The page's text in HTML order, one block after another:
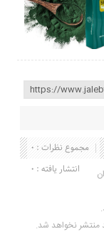
مجموع نظرات : 0
انتشار یافته : 0
منتشر نخواهد شد.